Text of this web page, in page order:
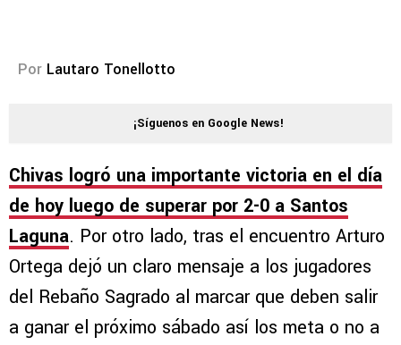
Por Lautaro Tonellotto
¡Síguenos en Google News!
Chivas logró una importante victoria en el día
de hoy luego de superar por 2-0 a Santos
Laguna. Por otro lado, tras el encuentro Arturo
Ortega dejó un claro mensaje a los jugadores
del Rebaño Sagrado al marcar que deben salir
a ganar el próximo sábado así los meta o no a